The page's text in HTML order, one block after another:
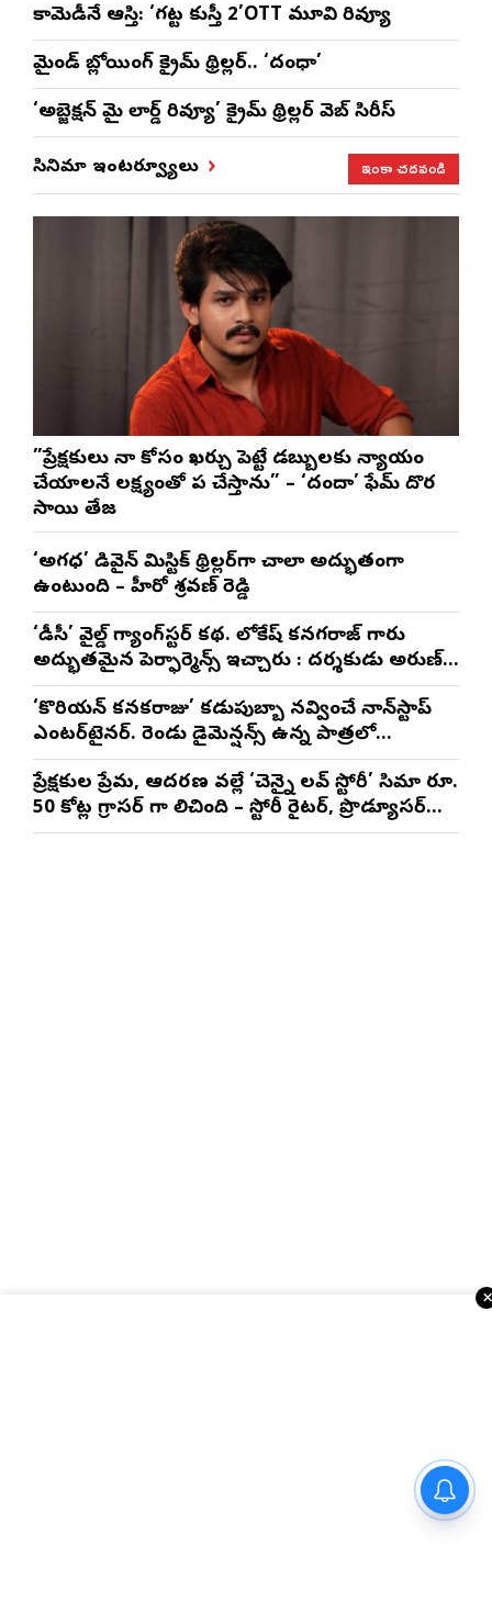
కామెడీనే ఆస్తి: ‘గట్ట కుస్తీ 2’OTT మూవి రివ్యూ
మైండ్ బ్లోయింగ్ క్రైమ్ థ్రిల్లర్.. ‘దంధా’
‘అబ్జెక్ష‌న్ మై లార్డ్ రివ్యూ’ క్రైమ్ థ్రిల్ల‌ర్ వెబ్ సిరీస్
సినిమా ఇంటర్వ్యూలు ఇంకా చదవండి
”ప్రేక్షకులు నా కోసం ఖర్చు పెట్టే డబ్బులకు న్యాయం
చేయాలనే లక్ష్యంతో పని చేస్తాను” – ‘దందా’ ఫేమ్ దొర
సాయి తేజ
‘అగధ’ డివైన్ మిస్టిక్ థ్రిల్లర్‌గా చాలా అద్భుతంగా
ఉంటుంది – హీరో శ్రవణ్ రెడ్డి
‘డీసీ’ వైల్డ్ గ్యాంగ్‌స్టర్ కథ. లోకేష్ కనగరాజ్ గారు
అద్భుతమైన పెర్ఫార్మెన్స్ ఇచ్చారు : దర్శకుడు అరుణ్
మాథేశ్వరన్
‘కొరియన్ కనకరాజు’ కడుపుబ్బా నవ్వించే నాన్‌స్టాప్
ఎంటర్‌టైనర్. రెండు డైమెన్షన్స్ ఉన్న పాత్రలో
నటించడం చాలా సంతృప్తినిచ్చింది : వరుణ్ తేజ్
ప్రేక్షకుల ప్రేమ, ఆదరణ వల్లే ‘చెన్నై లవ్ స్టోరీ’ సినిమా రూ.
50 కోట్ల గ్రాసర్ గా నిలిచింది – స్టోరీ రైటర్, ప్రొడ్యూసర్
సాయి రాజేష్